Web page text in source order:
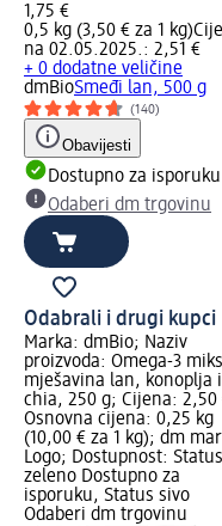
1,75 €
0,5 kg (3,50 € za 1 kg)
na 02.05.2025.: 2,51 €
+ 0 dodatne veličine
dmBioSmeđi lan, 500 g
(140)
Obavijesti
Dostupno za isporuku
Odaberi dm trgovinu
Odabrali i drugi kupci
Marka: dmBio; Naziv
proizvoda: Omega-3
mješavina lan, konoplja i
chia, 250 g; Cijena: 2,50
Osnovna cijena: 0,25 kg
(10,00 € za 1 kg); dm
Logo; Dostupnost: Status
zeleno Dostupno za
isporuku, Status sivo
Odaberi dm trgovinu